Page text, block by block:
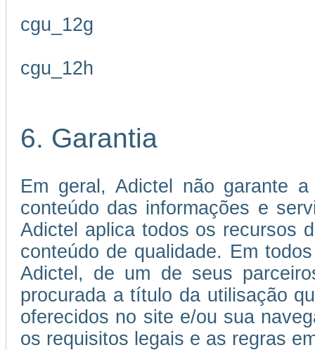
cgu_12g
cgu_12h
6. Garantia
Em geral, Adictel não garante
conteúdo das informações e
Adictel aplica todos os recursos
conteúdo de qualidade. Em
Adictel, de um de seus
procurada a título da utilisação
oferecidos no site e/ou sua
os requisitos legais e as regras